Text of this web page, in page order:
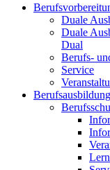
Duale
Duale
Dual
Berufs-
Service
Berufsausbildung